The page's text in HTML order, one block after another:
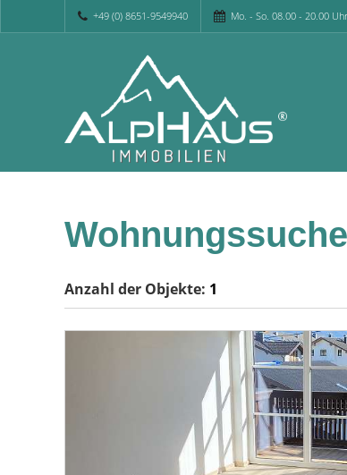
+49 (0) 8651-9549940 Mo. - So. 08.00 - 20.00 Uhr
Anzahl der Objekte: 1